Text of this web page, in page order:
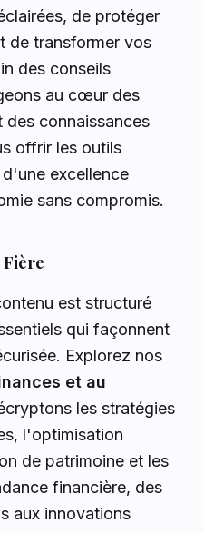
de protéger
de transformer vos
des conseils
au cœur des
connaissances
offrir les outils
excellence
sans compromis.
Fière
est structuré
qui façonnent
Explorez nos
et au
les stratégies
l'optimisation
de patrimoine et les
financière, des
aux innovations